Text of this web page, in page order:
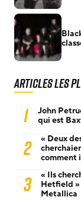
Articles les
1
John
qui est
2
« Deux
comment
3
« Ils
Hetfield »
Metallica